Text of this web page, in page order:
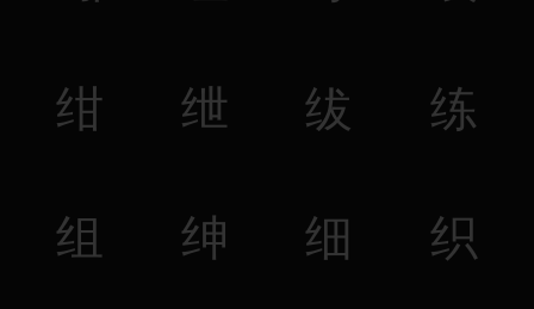
绀 绁 绂 练
组 绅 细 织